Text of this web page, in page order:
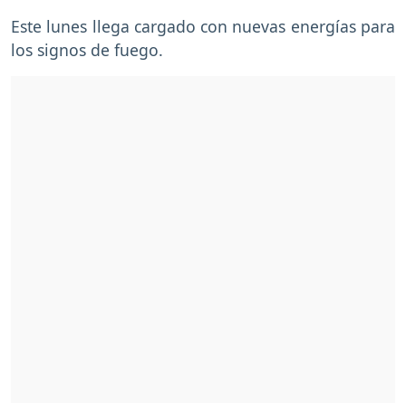
Este lunes llega cargado con nuevas energías para
los signos de fuego.